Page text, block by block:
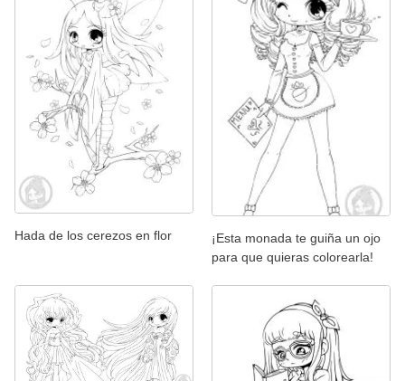
Hada de los cerezos en flor
¡Esta monada te guiña un ojo
para que quieras colorearla!